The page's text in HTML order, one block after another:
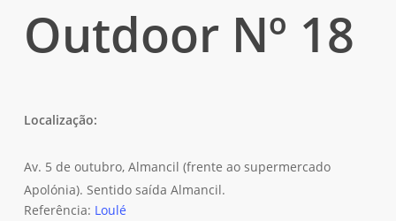
Outdoor Nº 18
Localização:
Av. 5 de outubro, Almancil (frente ao supermercado
Apolónia). Sentido saída Almancil.
Referência: Loulé